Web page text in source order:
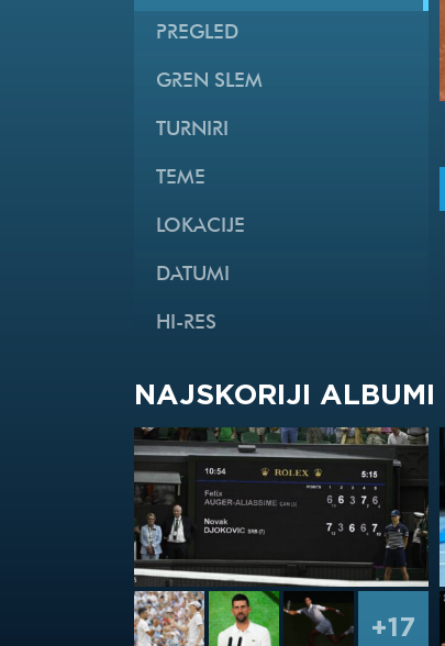
PREGLED
GREN SLEM
TURNIRI
TEME
LOKACIJE
DATUMI
HI-RES
NAJSKORIJI ALBUMI
+17